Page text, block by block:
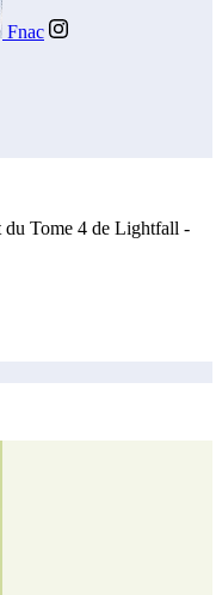
Fnac
du Tome 4 de Lightfall -